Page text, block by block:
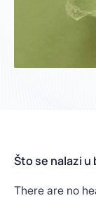
Što se nalazi u
There are no